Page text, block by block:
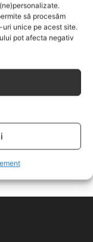
să procesăm
unice pe acest site.
pot afecta negativ
634
582
424
259